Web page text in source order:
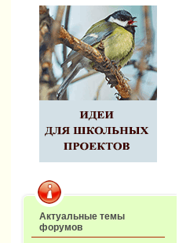
Актуальные темы
форумов